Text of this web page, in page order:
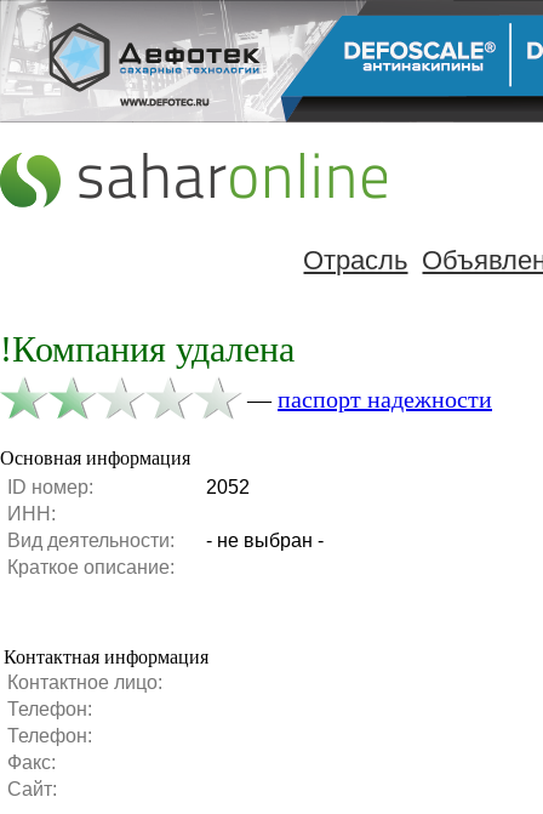
Отрасль
!Компания удалена
—паспорт надежности
Основная информация
ID номер:
2052
ИНН:
Вид деятельности:
- не выбран -
Краткое описание:
Контактная информация
Контактное лицо:
Телефон:
Телефон:
Факс:
Сайт: